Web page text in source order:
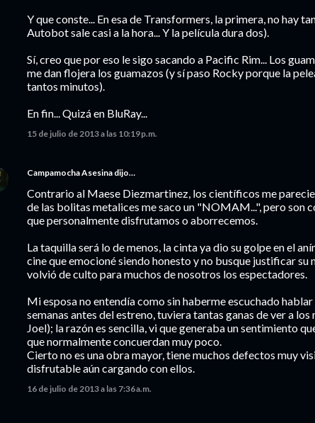
Y que conste... En esa de Transformers, la primera, no hay
Autobot sale casi a la hora... Y la película dura dos).
Sí, creo que por eso le sigo sacando a Pacific Rim... Los
me dan flojera los guamazos (y sí paso Rocky porque la
tantos minutos).
En fin... Quizá en BluRay...
15 de julio de 2013 a las 10:19 p.m.
Campamocha Asesina dijo…
Contrario al Maese Diezmartinez, los científicos me
de las bolitas metalices me saco un "NOMAM...", pero son
que personalmente disfrutamos o aborrecemos.
La taquilla será lo de menos, la cinta ya dio su golpe en el
cine que emocioné siendo honesto y no busque justificar su
volvió de culto para muchos de nosotros los espectadores.
Mi esposa no entendía como sin haberme escuchado
semanas antes del estreno, tuviera tantas ganas de ver a
Joel); la razón es sencilla, vi que generaba un sentimiento
que normalmente concuerdan muy poco.
Cierto no es una obra mayor, tiene muchos defectos muy
disfrutable aún cargando con ellos.
16 de julio de 2013 a las 7:36 a.m.